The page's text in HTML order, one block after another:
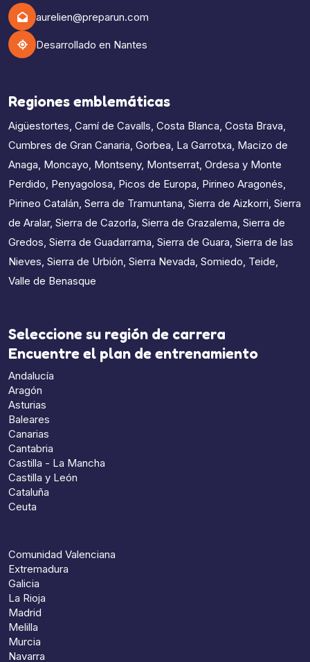
aurelien@preparun.com
Desarrollado en Nantes
Regiones emblemáticas
Aigüestortes, Camí de Cavalls, Costa Blanca, Costa Brava,
Cumbres de Gran Canaria, Gorbea, La Garrotxa, Macizo de
Anaga, Moncayo, Montseny, Montserrat, Ordesa y Monte
Perdido, Penyagolosa, Picos de Europa, Pirineo Aragonés,
Pirineo Catalán, Serra de Tramuntana, Sierra de Aizkorri, Sierra
de Aralar, Sierra de Cazorla, Sierra de Grazalema, Sierra de
Gredos, Sierra de Guadarrama, Sierra de Guara, Sierra de las
Nieves, Sierra de Urbión, Sierra Nevada, Somiedo, Teide,
Valle de Benasque
Seleccione su región de carrera
Encuentre el plan de entrenamiento
Andalucía
Aragón
Asturias
Baleares
Canarias
Cantabria
Castilla - La Mancha
Castilla y León
Cataluña
Ceuta
Comunidad Valenciana
Extremadura
Galicia
La Rioja
Madrid
Melilla
Murcia
Navarra